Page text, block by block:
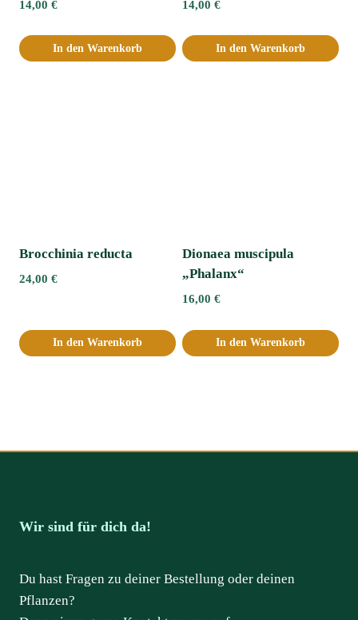
14,00 €
In den Warenkorb
14,00 €
In den Warenkorb
Brocchinia reducta
24,00 €
In den Warenkorb
Dionaea muscipula
„Phalanx“
16,00 €
In den Warenkorb
Wir sind für dich da!
Du hast Fragen zu deiner Bestellung oder deinen
Pflanzen?